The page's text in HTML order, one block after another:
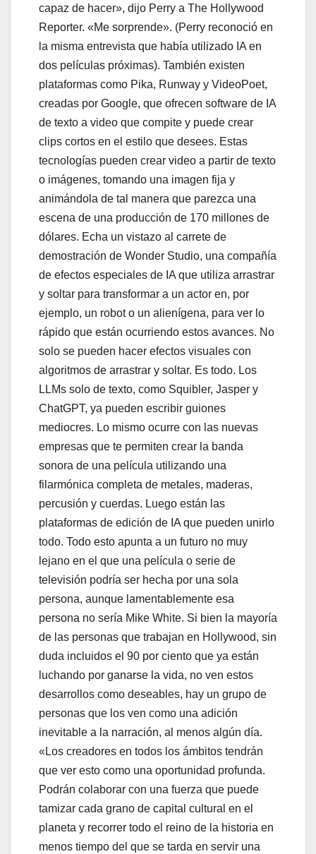
capaz de hacer», dijo Perry a The Hollywood
Reporter. «Me sorprende». (Perry reconoció en
la misma entrevista que había utilizado IA en
dos películas próximas). También existen
plataformas como Pika, Runway y VideoPoet,
creadas por Google, que ofrecen software de IA
de texto a video que compite y puede crear
clips cortos en el estilo que desees. Estas
tecnologías pueden crear video a partir de texto
o imágenes, tomando una imagen fija y
animándola de tal manera que parezca una
escena de una producción de 170 millones de
dólares. Echa un vistazo al carrete de
demostración de Wonder Studio, una compañía
de efectos especiales de IA que utiliza arrastrar
y soltar para transformar a un actor en, por
ejemplo, un robot o un alienígena, para ver lo
rápido que están ocurriendo estos avances. No
solo se pueden hacer efectos visuales con
algoritmos de arrastrar y soltar. Es todo. Los
LLMs solo de texto, como Squibler, Jasper y
ChatGPT, ya pueden escribir guiones
mediocres. Lo mismo ocurre con las nuevas
empresas que te permiten crear la banda
sonora de una película utilizando una
filarmónica completa de metales, maderas,
percusión y cuerdas. Luego están las
plataformas de edición de IA que pueden unirlo
todo. Todo esto apunta a un futuro no muy
lejano en el que una película o serie de
televisión podría ser hecha por una sola
persona, aunque lamentablemente esa
persona no sería Mike White. Si bien la mayoría
de las personas que trabajan en Hollywood, sin
duda incluidos el 90 por ciento que ya están
luchando por ganarse la vida, no ven estos
desarrollos como deseables, hay un grupo de
personas que los ven como una adición
inevitable a la narración, al menos algún día.
«Los creadores en todos los ámbitos tendrán
que ver esto como una oportunidad profunda.
Podrán colaborar con una fuerza que puede
tamizar cada grano de capital cultural en el
planeta y recorrer todo el reino de la historia en
menos tiempo del que se tarda en servir una